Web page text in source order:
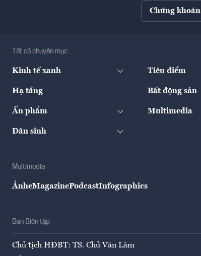
Chứng khoán
Tất cả chuyên mục
Kinh tế xanh Tiêu điểm
Hạ tầng Bất động sản
Ấn phẩm Multimedia
Dân sinh
Multimedia
ẢnheMagazinePodcastInfographics
Ban Biên tập
Chủ tịch HĐBT: TS. Chử Văn Lâm